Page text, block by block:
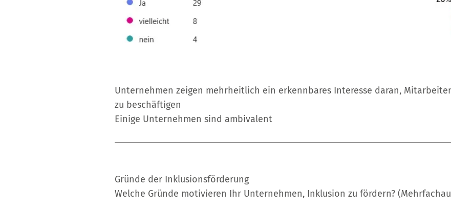
Unternehmen zeigen mehrheitlich ein erkennbares Interesse daran,
zu beschäftigen
Einige Unternehmen sind ambivalent
Gründe der Inklusionsförderung
Welche Gründe motivieren Ihr Unternehmen, Inklusion zu fördern?